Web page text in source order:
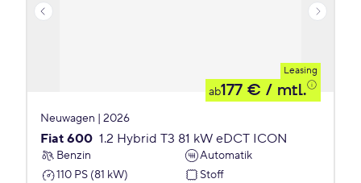
Leasing
ab177 € / mtl.
Neuwagen | 2026
Fiat 600 1.2 Hybrid T3 81 kW eDCT ICON
Benzin
Automatik
110 PS (81 kW)
Stoff